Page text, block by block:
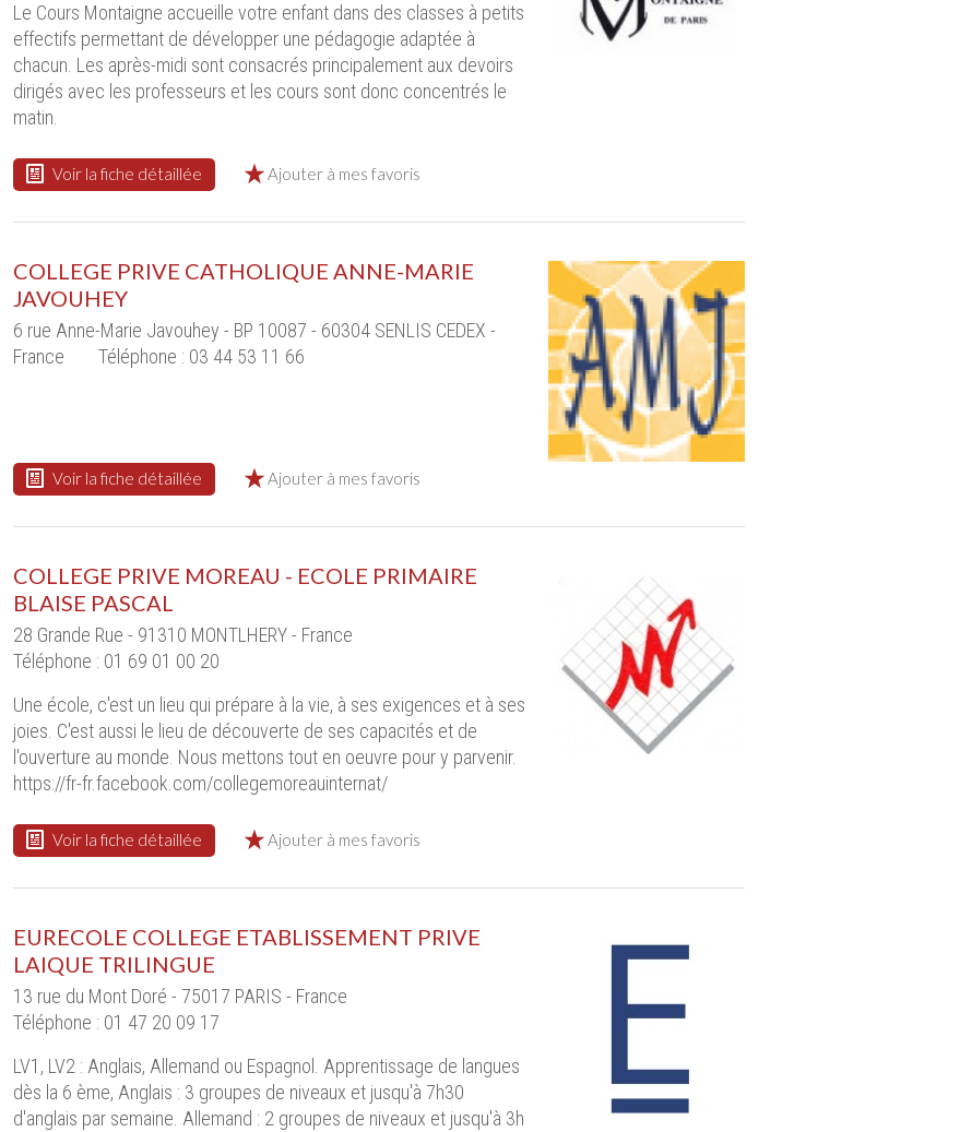
Le Cours Montaigne accueille votre enfant dans des classes à petits
effectifs permettant de développer une pédagogie adaptée à
chacun. Les après-midi sont consacrés principalement aux devoirs
dirigés avec les professeurs et les cours sont donc concentrés le
matin.
Voir la fiche détaillée Ajouter à mes favoris
COLLEGE PRIVE CATHOLIQUE ANNE-MARIE
JAVOUHEY
6 rue Anne-Marie Javouhey - BP 10087 - 60304 SENLIS CEDEX -
France
Téléphone : 03 44 53 11 66
Voir la fiche détaillée Ajouter à mes favoris
COLLEGE PRIVE MOREAU - ECOLE PRIMAIRE
BLAISE PASCAL
28 Grande Rue - 91310 MONTLHERY - France
Téléphone : 01 69 01 00 20
Une école, c'est un lieu qui prépare à la vie, à ses exigences et à ses
joies. C'est aussi le lieu de découverte de ses capacités et de
l'ouverture au monde. Nous mettons tout en oeuvre pour y parvenir.
https://fr-fr.facebook.com/collegemoreauinternat/
Voir la fiche détaillée Ajouter à mes favoris
EURECOLE COLLEGE ETABLISSEMENT PRIVE
LAIQUE TRILINGUE
13 rue du Mont Doré - 75017 PARIS - France
Téléphone : 01 47 20 09 17
LV1, LV2 : Anglais, Allemand ou Espagnol. Apprentissage de langues
dès la 6 ème, Anglais : 3 groupes de niveaux et jusqu'à 7h30
d'anglais par semaine. Allemand : 2 groupes de niveaux et jusqu'à 3h